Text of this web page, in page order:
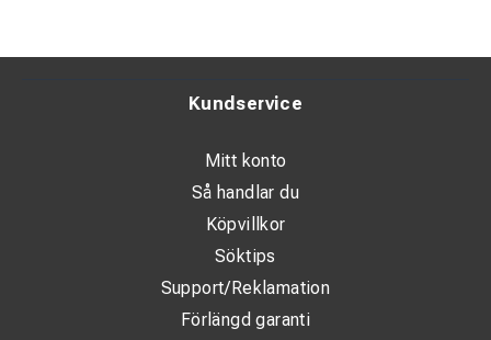
Max arbetsspänning: 7 500 V AC
Standarder: EN 60903, IEC 61482-1-2
Kundservice
Mitt konto
Så handlar du
Köpvillkor
Söktips
Support/Reklamation
Förlängd garanti